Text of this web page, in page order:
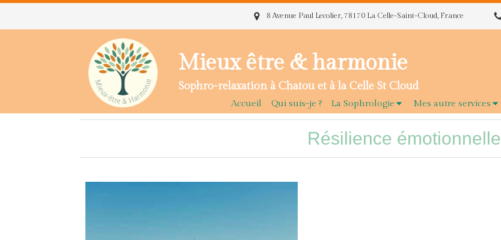
8 Avenue Paul Lecolier, 78170 La Celle-Saint-Cloud, France
Mieux être & harmonie
Sophro-relaxation à Chatou et à la Celle St Cloud
Accueil Qui suis-je ? La Sophrologie Mes autre services
Résilience émotionnelle